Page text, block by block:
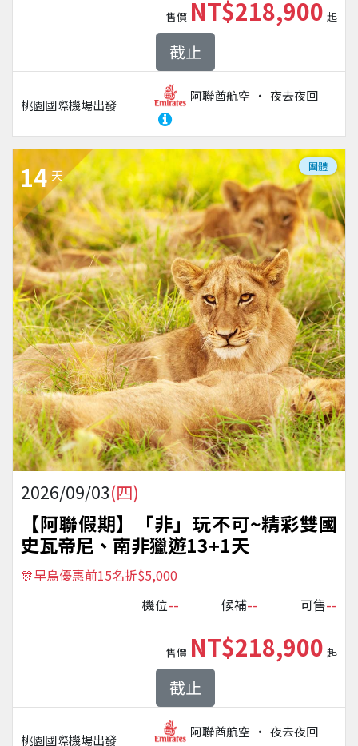
桃園國際機場出發
阿聯酋航空 夜去夜回
售價 NT$218,900 起
截止
14 天
團體
2026/09/03(四)
【阿聯假期】「非」玩不可~精彩雙國
史瓦帝尼、南非獵遊13+1天
🎊早鳥優惠前15名折$5,000
機位-- 候補-- 可售--
桃園國際機場出發
阿聯酋航空 夜去夜回
售價 NT$218,900 起
截止